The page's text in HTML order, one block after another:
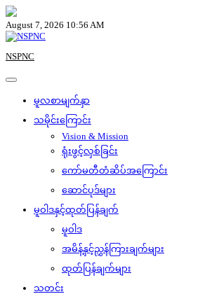
Skip
to
content
August 7, 2026 10:56 AM
NSPNC
မူလစာမျက်နှာ
သမိုင်းကြောင်း
Vision & Mission
ရုံးဖွင့်လှစ်ခြင်း
ကော်မတီတံဆိပ်အကြောင်း
ဆောင်ပုဒ်များ
မူဝါဒနှင့်ထုတ်ပြန်ချက်
မူဝါဒ
အမိန့်နှင့်ညွှန်ကြားချက်များ
ထုတ်ပြန်ချက်များ
သတင်း